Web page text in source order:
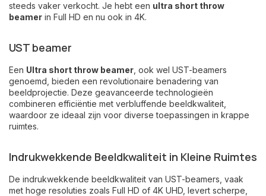
steeds vaker verkocht. Je hebt een ultra short throw
beamer in Full HD en nu ook in 4K.
UST beamer
Een Ultra short throw beamer , ook wel UST-beamers
genoemd, bieden een revolutionaire benadering van
beeldprojectie. Deze geavanceerde technologieën
combineren efficiëntie met verbluffende beeldkwaliteit,
waardoor ze ideaal zijn voor diverse toepassingen in krappe
ruimtes.
Indrukwekkende Beeldkwaliteit in Kleine Ruimtes
De indrukwekkende beeldkwaliteit van UST-beamers, vaak
met hoge resoluties zoals Full HD of 4K UHD, levert scherpe,